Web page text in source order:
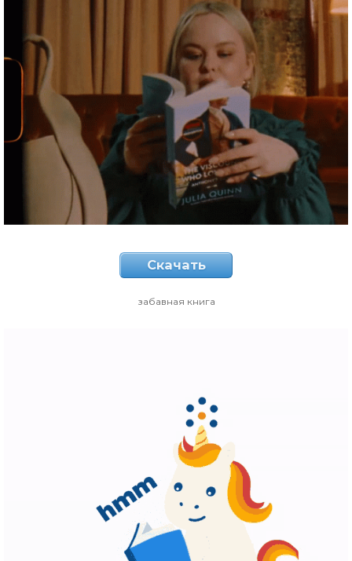
Скачать
забавная книга